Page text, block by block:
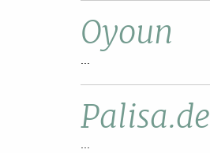
Oyoun
...
Palisa.de
...